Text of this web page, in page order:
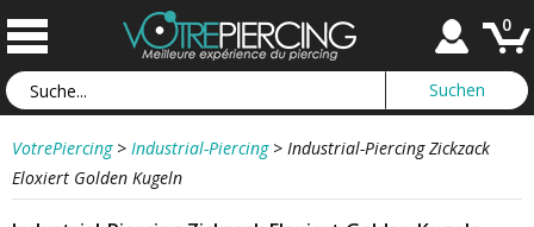
0
VotrePiercing > Industrial-Piercing > Industrial-Piercing Zickzack
Eloxiert Golden Kugeln